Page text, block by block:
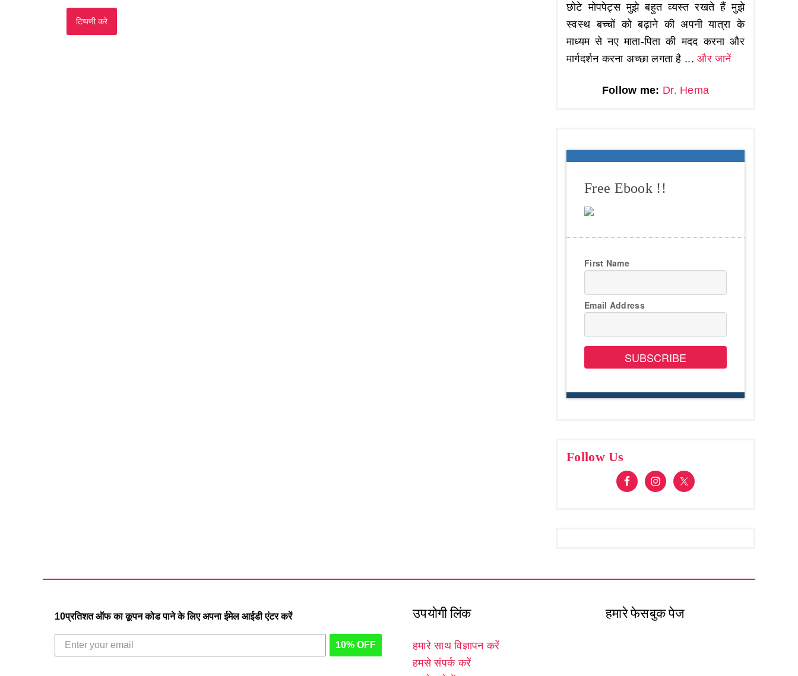
छोटे मोपपेट्स मुझे बहुत व्यस्त रखते हैं मुझे
स्वस्थ बच्चों को बढ़ाने की अपनी यात्रा के
माध्यम से नए माता-पिता की मदद करना और
मार्गदर्शन करना अच्छा लगता है ...और जानें
Follow me: Dr. Hema
Free Ebook !!
First Name
Email Address
SUBSCRIBE
Follow Us
10प्रतिशत ऑफ का कूपन कोड पाने के लिए अपना ईमेल आईडी एंटर करें
10% OFF
उपयोगी लिंक
हमारे साथ विज्ञापन करें
हमसे संपर्क करें
हमारे फेसबुक पेज